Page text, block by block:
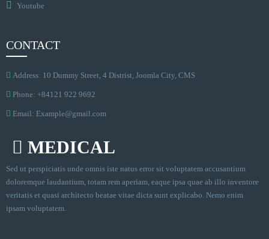
Youtube
CONTACT
Address: 10 Dummy Street, 4 Distrist, Joomla City, CMS
Phone: +84121 922 9692
Email: Example@gmail.com
MEDICAL
Sed ut perspiciatis unde omnis iste natus error sit voluptatem accusantium
doloremque laudantium, totam rem aperiam, eaque ipsa quae ab illo inventore
veritatis et quasi architecto beatae vitae dicta sunt explicabo. Nemo enim
ipsam voluptatem.